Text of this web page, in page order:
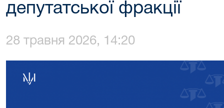
депутатської фракції
28 травня 2026, 14:20